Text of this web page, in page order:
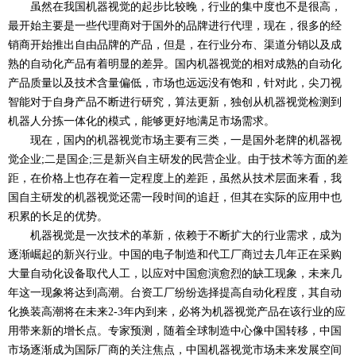
虽然在我国机器视觉的起步比较晚，行业的集中度也不是很高，
最开始主要是一些代理商对于国外的品牌进行代理，现在，很多的经
销商开始推出自由品牌的产品，但是，在行业分布、渠道分销以及成
熟的自动化产品有着明显的差异。国内机器视觉的相对成熟的自动化
产品质量以及技术含量偏低，市场也远远没有饱和，针对此，尖刀视
智能对于自身产品不断进行研究，算法更新，独创从机器视觉检测到
机器人分拣一体化的模式，能够更好地满足市场需求。
现在，国内的机器视觉市场主要有三类，一是国外老牌的机器视
觉企业;二是国企;三是新兴自主研发的民营企业。由于技术等方面的差
距，在价格上也存在着一定程度上的差距，虽然从技术层面来看，我
国自主研发的机器视觉还需一段时间的追赶，但其在实际的应用中也
积累的长足的优势。
机器视觉是一次技术的革新，依赖于不断扩大的行业需求，成为
逐渐崛起的新兴行业。中国的电子制造和代工厂商过去几年正在采购
大量自动化设备取代人工，以应对中国愈演愈烈的缺工现象，未来几
年这一现象将达到高潮。台资工厂纷纷选择提高自动化程度，其自动
化换装高潮将在未来2-3年内到来，必将为机器视觉产品在该行业的应
用带来新的增长点。专家预测，随着全球制造中心像中国转移，中国
市场逐渐成为国际厂商的关注焦点，中国机器视觉市场未来发展空间